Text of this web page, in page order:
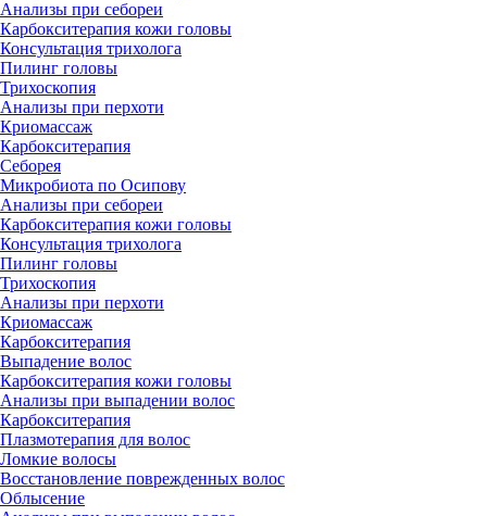
Анализы при себореи
Карбокситерапия кожи головы
Консультация трихолога
Пилинг головы
Трихоскопия
Анализы при перхоти
Криомассаж
Карбокситерапия
Себорея
Микробиота по Осипову
Анализы при себореи
Карбокситерапия кожи головы
Консультация трихолога
Пилинг головы
Трихоскопия
Анализы при перхоти
Криомассаж
Карбокситерапия
Выпадение волос
Карбокситерапия кожи головы
Анализы при выпадении волос
Карбокситерапия
Плазмотерапия для волос
Ломкие волосы
Восстановление поврежденных волос
Облысение